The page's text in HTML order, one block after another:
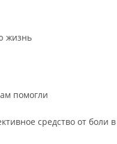
жизнь
помогли
средство от боли в